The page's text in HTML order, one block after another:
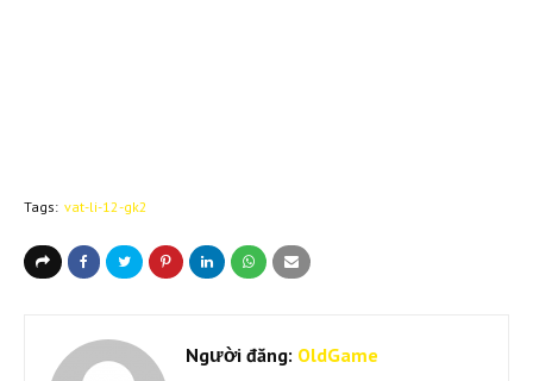
Tags: vat-li-12-gk2
Người đăng: OldGame